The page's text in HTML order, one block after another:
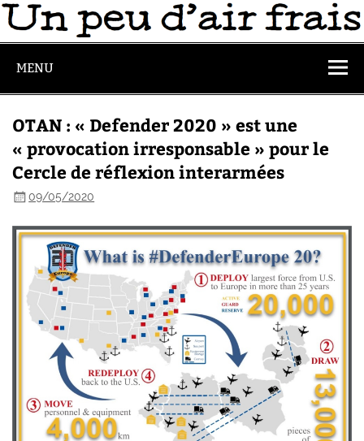
MENU
OTAN : « Defender 2020 » est une
« provocation irresponsable » pour le
Cercle de réflexion interarmées
09/05/2020